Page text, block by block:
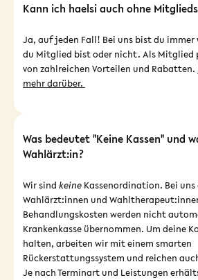
Kann ich haelsi auch ohne
Ja, auf jeden Fall! Bei uns bist du
du Mitglied bist oder nicht. Als
von zahlreichen Vorteilen und Rabatten.
mehr darüber.
Was bedeutet "Keine Kassen" und
Wahlärzt:in?
Wir sind keine Kassenordination. Bei
Wahlärzt:innen und
Behandlungskosten werden nicht
Krankenkasse übernommen. Um deine
halten, arbeiten wir mit einem smarten
Rückerstattungssystem und reichen
Je nach Terminart und Leistungen